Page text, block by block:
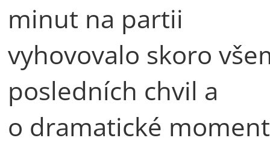
minut na partii
vyhovovalo skoro
posledních chvil a
o dramatické